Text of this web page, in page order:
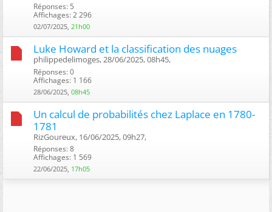
Réponses: 5
Affichages: 2 296
02/07/2025, 21h00
Luke Howard et la classification des nuages
philippedelimoges, 28/06/2025, 08h45, ‎
Réponses: 0
Affichages: 1 166
28/06/2025, 08h45
Un calcul de probabilités chez Laplace en 1780-
1781
RizGoureux, 16/06/2025, 09h27, ‎
Réponses: 8
Affichages: 1 569
22/06/2025, 17h05